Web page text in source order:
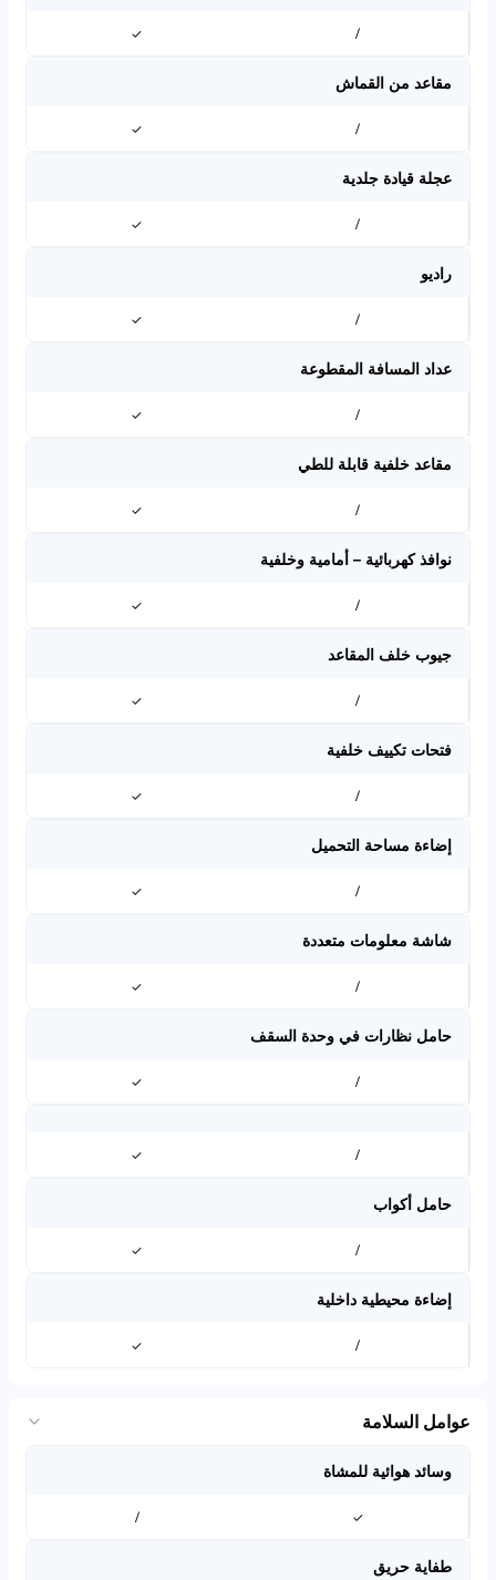
/
✓
مقاعد من القماش
/
✓
عجلة قيادة جلدية
/
✓
راديو
/
✓
عداد المسافة المقطوعة
/
✓
مقاعد خلفية قابلة للطي
/
✓
نوافذ كهربائية – أمامية وخلفية
/
✓
جيوب خلف المقاعد
/
✓
فتحات تكييف خلفية
/
✓
إضاءة مساحة التحميل
/
✓
شاشة معلومات متعددة
/
✓
حامل نظارات في وحدة السقف
/
✓
/
✓
حامل أكواب
/
✓
إضاءة محيطية داخلية
/
✓
عوامل السلامة
وسائد هوائية للمشاة
✓
/
طفاية حريق